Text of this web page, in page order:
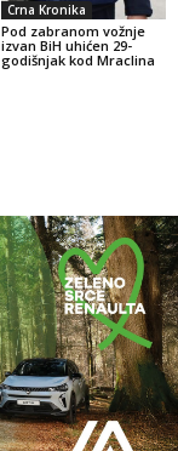
Crna Kronika
Pod zabranom vožnje
izvan BiH uhićen 29-
godišnjak kod Mraclina